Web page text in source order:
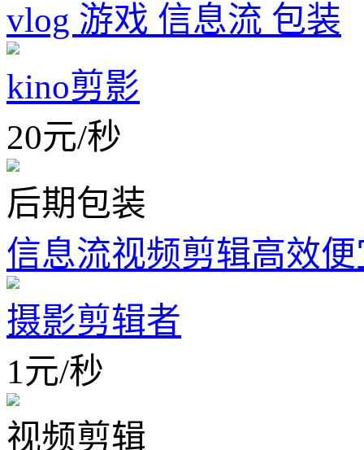
vlog 游戏 信息流 包装
kino剪影
20元/秒
后期包装
信息流视频剪辑高效便
摄影剪辑者
1元/秒
视频剪辑